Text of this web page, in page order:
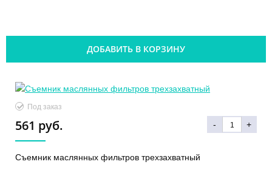
ДОБАВИТЬ В КОРЗИНУ
Под заказ
561 руб. - +
Съемник маслянных фильтров трехзахватный